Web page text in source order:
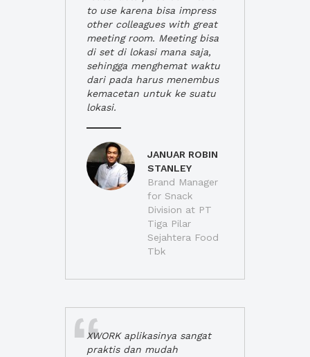
to use karena bisa impress
other colleagues with great
meeting room. Meeting bisa
di set di lokasi mana saja,
sehingga menghemat waktu
dari pada harus menembus
kemacetan untuk ke suatu
lokasi.
JANUAR ROBIN
STANLEY
Brand Manager
for Snack
Division at PT
Tiga Pilar
Sejahtera Food
Tbk
XWORK aplikasinya sangat
praktis dan mudah